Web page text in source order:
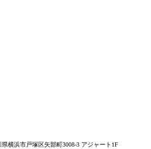
横浜市戸塚区矢部町3008-3 アジャート1F